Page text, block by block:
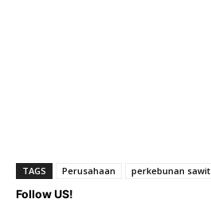
TAGS Perusahaan perkebunan sawit
Follow US!